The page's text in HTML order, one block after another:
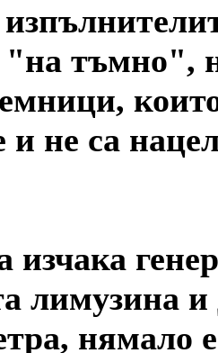
"на тъмно",
и не са
лимузина и
нямало